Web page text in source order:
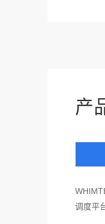
产
调度平